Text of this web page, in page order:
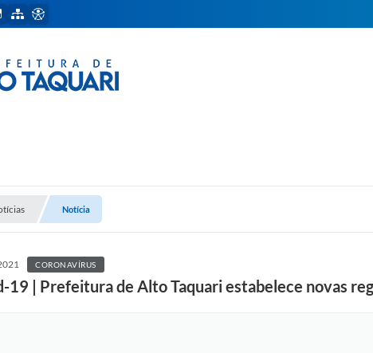
Notícia
CORONAVÍRUS
19 | Prefeitura de Alto Taquari estabelece novas